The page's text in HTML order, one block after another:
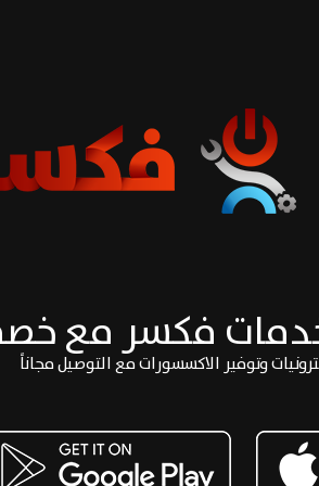
فكسر مع
وتوفير الاكسسورات مع التوصيل مجاناً